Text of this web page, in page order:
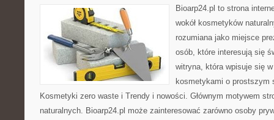
Bioarp24.pl to strona
wokół kosmetyków
rozumiana jako miejsce
osób, które interesują się
witryna, która wpisuje się
kosmetykami o prostszym
Kosmetyki zero waste i Trendy i nowości. Głównym motywem
naturalnych. Bioarp24.pl może zainteresować zarówno osoby